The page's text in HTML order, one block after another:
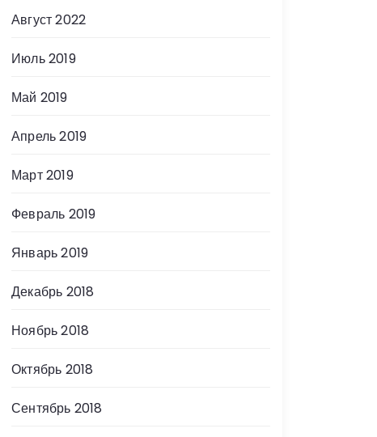
Август 2022
Июль 2019
Май 2019
Апрель 2019
Март 2019
Февраль 2019
Январь 2019
Декабрь 2018
Ноябрь 2018
Октябрь 2018
Сентябрь 2018